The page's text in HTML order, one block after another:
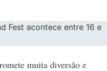
muita diversão e